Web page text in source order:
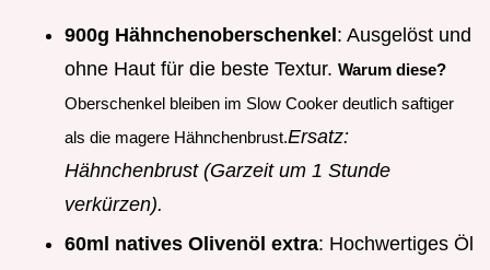
900g Hähnchenoberschenkel: Ausgelöst und
ohne Haut für die beste Textur. Warum diese?
Oberschenkel bleiben im Slow Cooker deutlich saftiger
als die magere Hähnchenbrust.Ersatz:
Hähnchenbrust (Garzeit um 1 Stunde
verkürzen).
60ml natives Olivenöl extra: Hochwertiges Öl